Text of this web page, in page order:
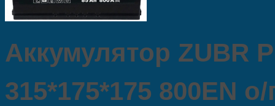
Аккумулятор ZUBR
315*175*175 800EN о/